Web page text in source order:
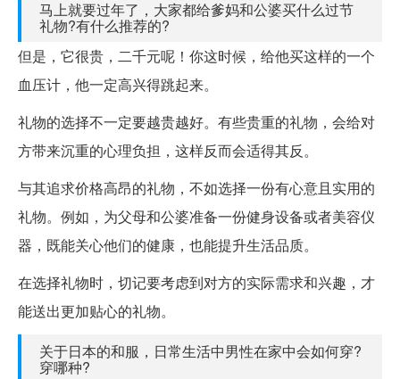
马上就要过年了，大家都给爹妈和公婆买什么过节
礼物?有什么推荐的?
但是，它很贵，二千元呢！你这时候，给他买这样的一个
血压计，他一定高兴得跳起来。
礼物的选择不一定要越贵越好。有些贵重的礼物，会给对
方带来沉重的心理负担，这样反而会适得其反。
与其追求价格高昂的礼物，不如选择一份有心意且实用的
礼物。例如，为父母和公婆准备一份健身设备或者美容仪
器，既能关心他们的健康，也能提升生活品质。
在选择礼物时，切记要考虑到对方的实际需求和兴趣，才
能送出更加贴心的礼物。
关于日本的和服，日常生活中男性在家中会如何穿?
穿哪种?